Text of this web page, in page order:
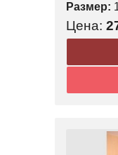
Размер:
Цена: